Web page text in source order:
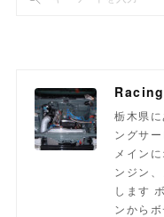
栃木県
ングサ
メイン
ンジン
します
ンから